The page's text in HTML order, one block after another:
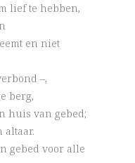
lief te hebben,
en niet
–,
berg,
huis van gebed;
altaar.
gebed voor alle